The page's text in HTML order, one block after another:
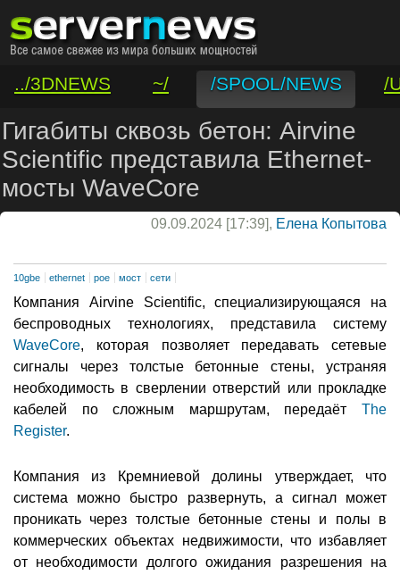
../3DNEWS ~/ /SPOOL/NEWS
/
/VAR/CONTACT
Гигабиты сквозь бетон: Airvine
Scientific представила Ethernet-
мосты WaveCore
09.09.2024 [17:39], Елена Копытова
10gbe ethernet poe мост сети
Компания Airvine Scientific, специализирующаяся на
беспроводных технологиях, представила систему
WaveCore, которая позволяет передавать сетевые
сигналы через толстые бетонные стены, устраняя
необходимость в сверлении отверстий или прокладке
кабелей по сложным маршрутам, передаёт The
Register.
Компания из Кремниевой долины утверждает, что
система можно быстро развернуть, а сигнал может
проникать через толстые бетонные стены и полы в
коммерческих объектах недвижимости, что избавляет
от необходимости долгого ожидания разрешения на